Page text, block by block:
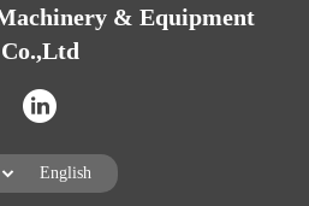
& Equipment
Co.,Ltd